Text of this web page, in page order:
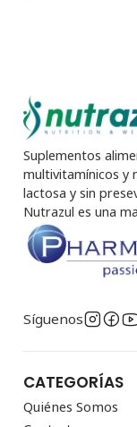
Suplementos
multivitamínicos y
lactosa y sin
Nutrazul es una
Síguenos
CATEGORÍAS
Quiénes Somos